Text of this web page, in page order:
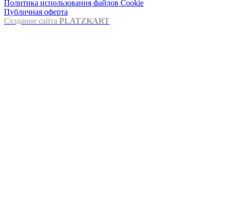
Политика использования файлов Cookie
Публичная оферта
Создание сайта PLATZKART